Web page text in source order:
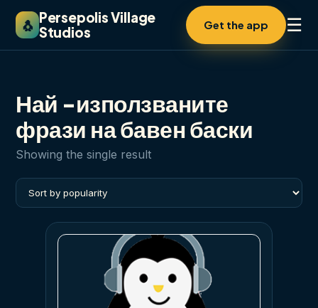
🐧 Persepolis Village
Studios
Get the app ☰
Най -използваните
фрази на бавен баски
Showing the single result